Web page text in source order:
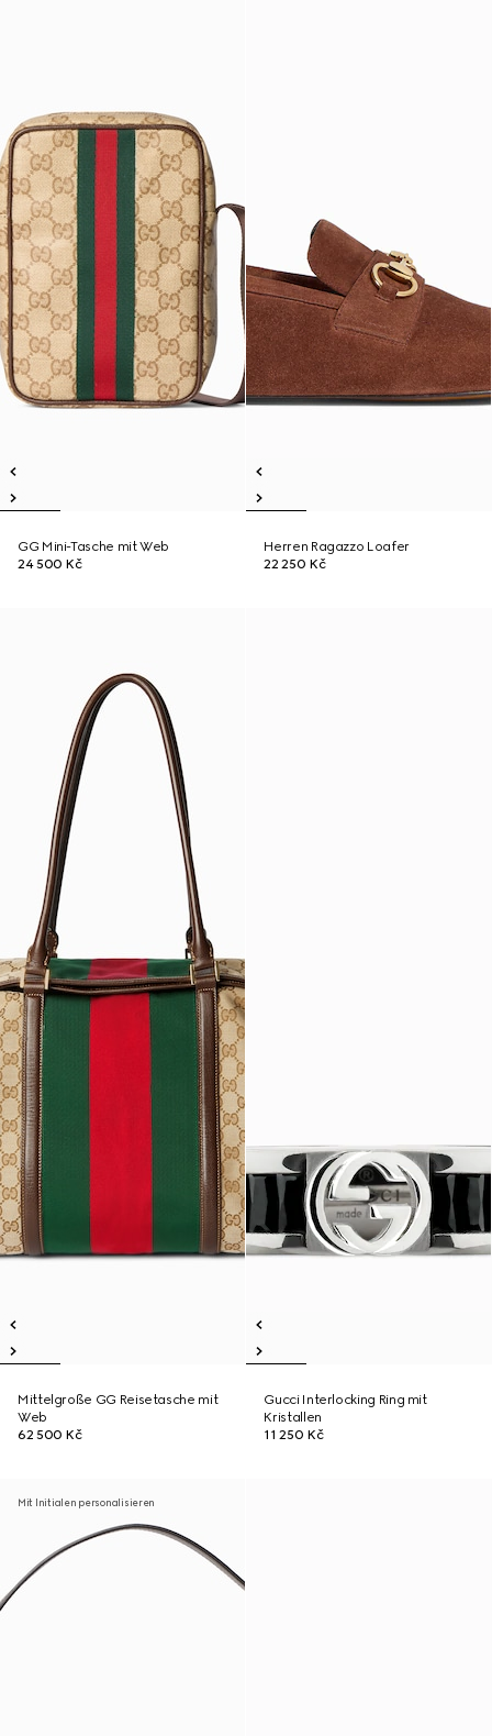
GG Mini-Tasche mit Web
24 500 Kč
Herren Ragazzo Loafer
22 250 Kč
Mittelgroße GG Reisetasche mit
Web
62 500 Kč
Gucci Interlocking Ring mit
Kristallen
11 250 Kč
Mit Initialen personalisieren